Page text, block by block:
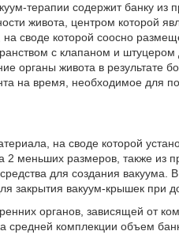
терапии содержит банку из
живота, центром которой
своде которой соосно
с клапаном и штуцером
органы живота в результате
на время, необходимое для
на своде которой
меньших размеров, также из
для создания вакуума. В
закрытия вакуум-крышек при
органов, зависящей от
средней комплекции объем